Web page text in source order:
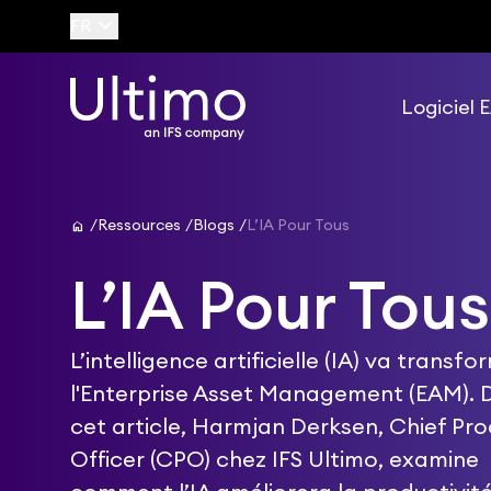
Logiciel
home Ressources Blogs L’IA Pour Tous
L’IA Pour Tous
L’intelligence artificielle (IA) va
l'Enterprise Asset Management (EAM).
cet article, Harmjan Derksen, Chief
Officer (CPO) chez IFS Ultimo, examine